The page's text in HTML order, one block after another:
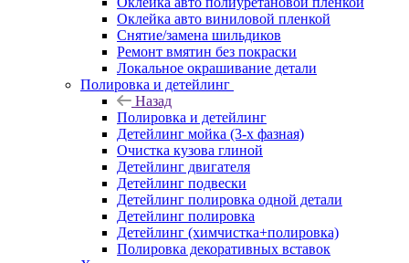
Оклейка авто виниловой пленкой
Снятие/замена шильдиков
Ремонт вмятин без покраски
Локальное окрашивание детали
Полировка и детейлинг
Назад
Полировка и детейлинг
Детейлинг мойка (3-х фазная)
Очистка кузова глиной
Детейлинг двигателя
Детейлинг подвески
Детейлинг полировка одной детали
Детейлинг полировка
Детейлинг (химчистка+полировка)
Полировка декоративных вставок